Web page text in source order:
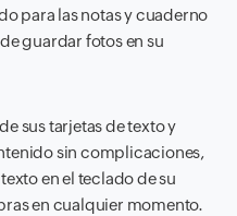
para las notas y cuaderno
guardar fotos en su
sus tarjetas de texto y
sin complicaciones,
en el teclado de su
en cualquier momento.